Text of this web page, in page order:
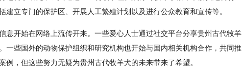
立专门的保护区、开展人工繁殖计划以及进行公众教育和宣传等。
息开始在网络上流传开来。一些爱心人士通过社交平台分享贵州古代牧羊
一些国外的动物保护组织和研究机构也开始与国内相关机构合作，共同推
，但这些努力无疑为贵州古代牧羊犬的未来带来了希望。